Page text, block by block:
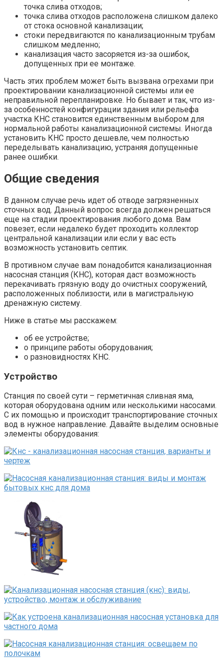
точка слива отходов;
точка слива отходов расположена слишком далеко
от стока основной канализации;
стоки передвигаются по канализационным трубам
слишком медленно;
канализация часто засоряется из-за ошибок,
допущенных при ее монтаже.
Часть этих проблем может быть вызвана огрехами при
проектировании канализационной системы или ее
неправильной перепланировке. Но бывает и так, что из-
за особенностей конфигурации здания или рельефа
участка КНС становится единственным выбором для
нормальной работы канализационной системы. Иногда
установить КНС просто дешевле, чем полностью
переделывать канализацию, устраняя допущенные
ранее ошибки.
Общие сведения
В данном случае речь идет об отводе загрязненных
сточных вод. Данный вопрос всегда должен решаться
еще на стадии проектирования любого дома. Вам
повезет, если недалеко будет проходить коллектор
центральной канализации или если у вас есть
возможность установить септик.
В противном случае вам понадобится канализационная
насосная станция (КНС), которая даст возможность
перекачивать грязную воду до очистных сооружений,
расположенных поблизости, или в магистральную
дренажную систему.
Ниже в статье мы расскажем:
об ее устройстве;
о принципе работы оборудования;
о разновидностях КНС.
Устройство
Станция по своей сути – герметичная сливная яма,
которая оборудована одним или несколькими насосами.
С их помощью и происходит транспортирование сточных
вод в нужное направление. Давайте выделим основные
элементы оборудования: